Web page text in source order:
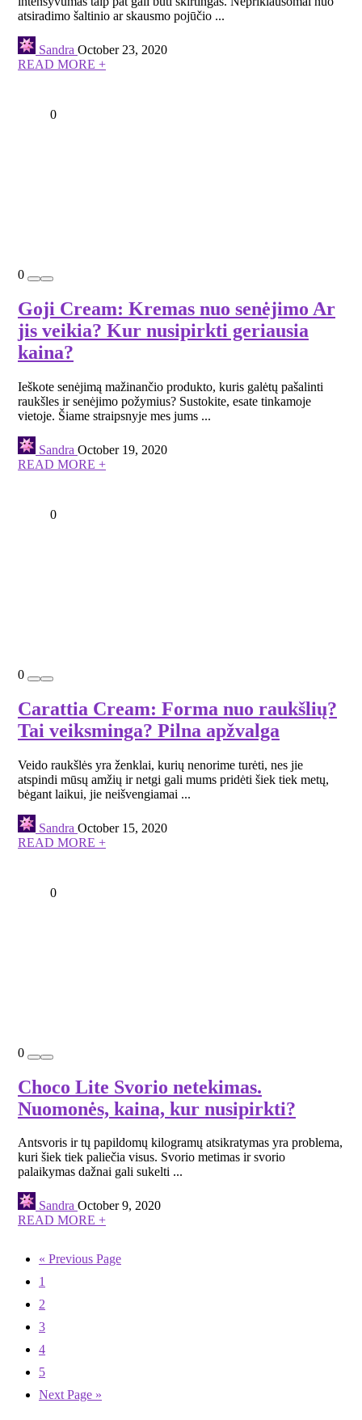
atsiradimo šaltinio ar skausmo pojūčio ...
Sandra October 23, 2020
READ MORE +
0
0
Goji Cream: Kremas nuo senėjimo Ar
jis veikia? Kur nusipirkti geriausia
kaina?
Ieškote senėjimą mažinančio produkto, kuris galėtų pašalinti
raukšles ir senėjimo požymius? Sustokite, esate tinkamoje
vietoje. Šiame straipsnyje mes jums ...
Sandra October 19, 2020
READ MORE +
0
0
Carattia Cream: Forma nuo raukšlių?
Tai veiksminga? Pilna apžvalga
Veido raukšlės yra ženklai, kurių nenorime turėti, nes jie
atspindi mūsų amžių ir netgi gali mums pridėti šiek tiek metų,
bėgant laikui, jie neišvengiamai ...
Sandra October 15, 2020
READ MORE +
0
0
Choco Lite Svorio netekimas.
Nuomonės, kaina, kur nusipirkti?
Antsvoris ir tų papildomų kilogramų atsikratymas yra problema,
kuri šiek tiek paliečia visus. Svorio metimas ir svorio
palaikymas dažnai gali sukelti ...
Sandra October 9, 2020
READ MORE +
« Previous Page
1
2
3
4
5
Next Page »